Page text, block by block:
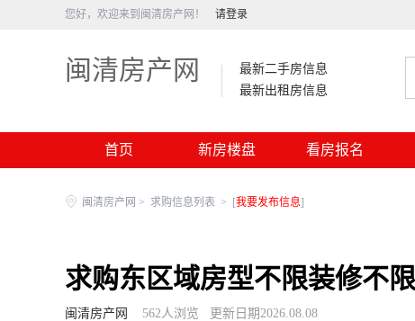
您好，欢迎来到闽清房产网！ 请登录
闽清房产网
最新二手房信息
最新出租房信息
首页 新房楼盘 看房报名
闽清房产网 > 求购信息列表 > [我要发布信息]
求购东区域房型不限装修不限
闽清房产网 562人浏览 更新日期2026.08.08